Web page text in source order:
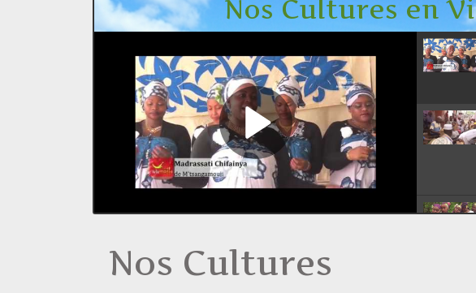
Nos Cultures en
Nos Cultures